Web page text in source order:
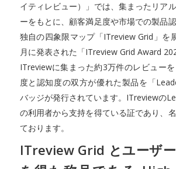
イティレビュー）」では、集まったリア
ーをもとに、顧客満足度や市場での製品
独自の四象限マップ「ITreview Grid」を
月に発表された「ITreview Grid Award
ITreviewに集まった約3万件のレビュー
度と認知度の双方が優れた製品を「
バッジが発行されています。ITreviewの
の利用者から支持を得ている証であり、
ております。
ITreview Grid とユーザ